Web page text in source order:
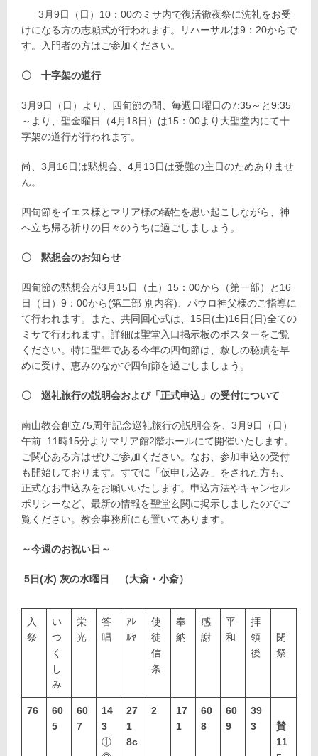
3月9日（日）10：00のミサ内で復活徹夜祭に洗礼をお受
けになる方の志願式が行われます。リハーサルは9：20からで
す。入門者の方はご参加ください。
〇 十字架の道行
3月9日（日）より、四旬節の間、毎週日曜日の7:35～と9:35
～より、聖金曜日（4月18日）は15：00より大聖堂内にて十
字架の道行が行われます。
尚、3月16日は黙想会、4月13日は受難の主日のためありませ
ん。
四旬節をイエス様とマリア様の犠牲を思い起こしながら、神
へ立ち帰る祈りの日々のうちに過ごしましょう。
〇 黙想会のお知らせ
四旬節の黙想会が3月15日（土）15：00から（第一部）と16
日（日）9：00から(第二部 別内容)、パウロ神父様のご指導に
て行われます。また、共同回心式は、15日(土)16日(日)全ての
ミサで行われます。詳細は聖堂入口掲示板のポスターをご覧
ください。特に聖年である今年の四旬節は、赦しの秘蹟を早
めに受け、恵みのなかで四旬節を過ごしましょう。
〇 巡礼旅行の説明会および「正式申込」の受付について
南山教会創立75周年記念巡礼旅行の説明会を、3月9日（日）
午前 11時15分よりマリア館2階ホールにて開催いたします。
ご関心ある方はぜひご参加ください。なお、参加申込の受付
も開始しております。すでに「仮申し込み」をされた方も、
正式なお申込みをお願いいたします。申込方法やキャンセル
ポリシーなど、最新の情報を聖堂玄関に掲示しましたのでご
覧ください。教会事務所にも置いてあります。
～今週のお祝い日～
5日(水) 灰の水曜日 （大斎・小斎）
入
祭
い
つ
く
し
み
栄
光
答
唱
ｱﾚ
ﾙﾔ
使
徒
信
条
奉
納
感
謝
平
和
拝
領
後
閉
祭
76
60
5
60
7
14
3
①
27
1
8c
2
17
1
60
8
60
9
39
3
賛
11